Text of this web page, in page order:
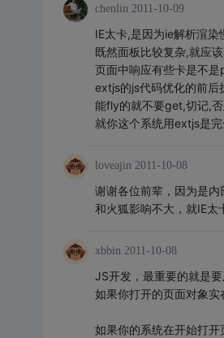
chenlin 2011-10-09
IE太卡,是因为ie解析渲染
既然面板比较复杂,就应
页面中响应有些卡是不
extjs的js代码优化的前后
能fly的就不要get,切记,
就你这个系统用extjs是
loveajin 2011-10-08
谢谢各位前辈，因为是
和火狐影响不大，就IE太
xbbin 2011-10-08
JS开发，最重要的就是要
如果你打开的页面对象实
如果你的系统在开始打